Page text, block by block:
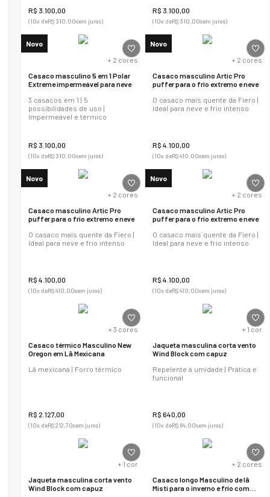
R$ 3 100 00
(10x deR$ 310,00sem juros)
R$ 3 100 00
(10x deR$ 310,00sem juros)
Novo
+ 2 cores
Casaco masculino 5 em 1 Polar
Extreme impermeável para neve
3 casacos em 1 | 5
possibilidades de uso |
Impermeável e térmico
R$ 3 100 00
(10x deR$ 310,00sem juros)
Novo
+ 2 cores
Casaco masculino Artic Pro
puffer para o frio extremo e neve
O casaco mais quente da Fiero |
Ideal para neve e frio intenso
R$ 4 100 00
(10x deR$410,00sem juros)
Novo
+ 2 cores
Casaco masculino Artic Pro
puffer para o frio extremo e neve
O casaco mais quente da Fiero |
Ideal para neve e frio intenso
R$ 4 100 00
(10x deR$410,00sem juros)
Novo
+ 2 cores
Casaco masculino Artic Pro
puffer para o frio extremo e neve
O casaco mais quente da Fiero |
Ideal para neve e frio intenso
R$ 4 100 00
(10x deR$410,00sem juros)
+ 3 cores
Casaco térmico Masculino New
Oregon em Lã Mexicana
Lã mexicana | Forro térmico
R$ 2 127,00
(10x deR$212,70sem juros)
+ 1 cor
Jaqueta masculina corta vento
Wind Block com capuz
Repelente à umidade | Prática e
funcional
R$ 640 00
(10x deR$ 64,00sem juros)
+ 1 cor
Jaqueta masculina corta vento
Wind Block com capuz
+ 2 cores
Casaco longo Masculino de lã
Misti para o inverno e frio com